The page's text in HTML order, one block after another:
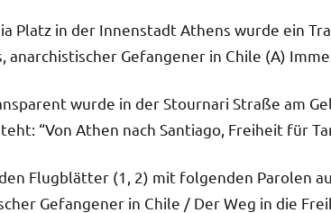
Platz in der Innenstadt Athens wurde ein
anarchistischer Gefangener in Chile (A)
wurde in der Stournari Straße am
“Von Athen nach Santiago, Freiheit für
Flugblätter (1, 2) mit folgenden Parolen
Gefangener in Chile / Der Weg in die